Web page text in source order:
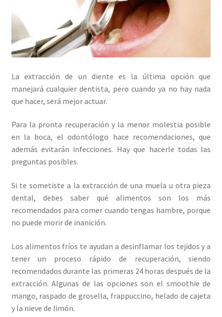
La extracción de un diente es la última opción que
manejará cualquier dentista, pero cuando ya no hay nada
que hacer, será mejor actuar.
Para la pronta recuperación y la menor molestia posible
en la boca, el odontólogo hace recomendaciones, que
además evitarán infecciones. Hay que hacerle todas las
preguntas posibles.
Si te sometiste a la extracción de una muela u otra pieza
dental, debes saber qué alimentos son los más
recomendados para comer cuando tengas hambre, porque
no puede morir de inanición.
Los alimentos fríos te ayudan a desinflamar los tejidos y a
tener un proceso rápido de recuperación, siendo
recomendados durante las primeras 24 horas después de la
extracción. Algunas de las opciones son el smoothie de
mango, raspado de grosella, frappuccino, helado de cajeta
y la nieve de limón.